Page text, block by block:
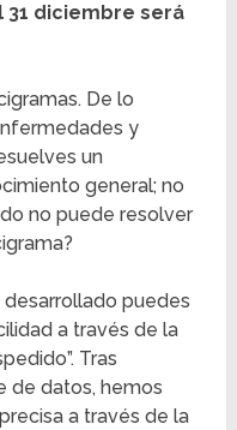
31 diciembre será
De lo
y
un
general; no
no puede resolver
puedes
a través de la
Tras
de datos, hemos
a través de la